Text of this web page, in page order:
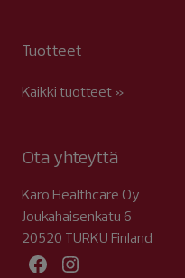
Tuotteet
Kaikki tuotteet »
Ota yhteyttä
Karo Healthcare Oy
Joukahaisenkatu 6
20520 TURKU Finland
FacebookInstagram